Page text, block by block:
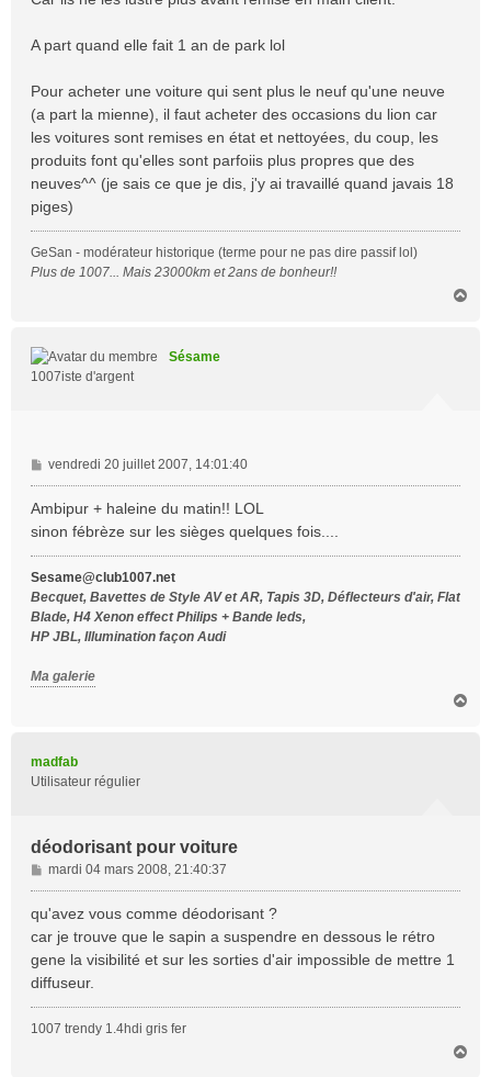
A part quand elle fait 1 an de park lol
Pour acheter une voiture qui sent plus le neuf qu'une neuve
(a part la mienne), il faut acheter des occasions du lion car
les voitures sont remises en état et nettoyées, du coup, les
produits font qu'elles sont parfoiis plus propres que des
neuves^^ (je sais ce que je dis, j'y ai travaillé quand javais 18
piges)
GeSan - modérateur historique (terme pour ne pas dire passif lol)
Plus de 1007... Mais 23000km et 2ans de bonheur!!
Sésame
1007iste d'argent
M
e
s
e
vendredi 20 juillet 2007, 14:01:40
Ambipur + haleine du matin!! LOL
sinon fébrèze sur les sièges quelques fois....
Sesame@club1007.net
Becquet, Bavettes de Style AV et AR, Tapis 3D, Déflecteurs d'air, Flat
Blade, H4 Xenon effect Philips + Bande leds,
HP JBL, Illumination façon Audi
Ma galerie
madfab
Utilisateur régulier
déodorisant pour voiture
M
e
s
g
e
mardi 04 mars 2008, 21:40:37
qu'avez vous comme déodorisant ?
car je trouve que le sapin a suspendre en dessous le rétro
gene la visibilité et sur les sorties d'air impossible de mettre 1
diffuseur.
1007 trendy 1.4hdi gris fer